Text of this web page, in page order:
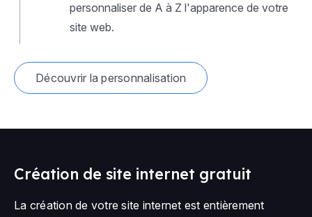
personnaliser de A à Z l'apparence de votre
site web.
Découvrir la personnalisation
Création de site internet gratuit
La création de votre site internet est entièrement